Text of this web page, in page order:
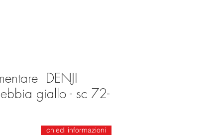
DENJI
giallo - sc 72-
chiedi informazioni